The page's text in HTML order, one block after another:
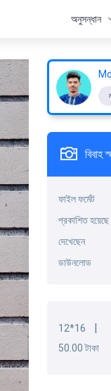
অনুসন্ধান
বিবাহ
ফাইল ফর্মেট
প্রকাশিত হয়েছে
দেখেছেন
ডাউনলোড
12*16 |
50.00 টাকা